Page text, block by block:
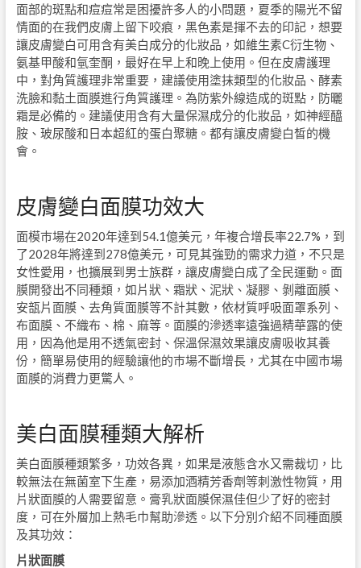
面部的斑點和痘痘常是困擾許多人的小問題，夏季的陽光不留
情面的在我們皮膚上留下咬痕，黑色素是揮不去的印記，想要
讓皮膚變白可用含有美白成分的化妝品，如維生素C衍生物、
氨基甲酸和氫奎酮，最好在早上和晚上使用。但在皮膚護理
中，對角質護理非常重要，建議使用塗抹類型的化妝品、酵素
洗臉和黏土面膜進行角質護理。為防紫外線造成的斑點，防曬
霜是必備的。建議使用含有大量保濕成分的化妝品，如神經醯
胺、玻尿酸和日本超紅的蛋白聚糖。都有讓皮膚變白皙的機
會。
皮膚變白面膜功效大
面模巿場在2020年達到54.1億美元，年複合增長率22.7% ，到
了2028年將達到278億美元，可見其強勁的需求力道，不只是
女性愛用，也擴展到男士族群，讓皮膚變白成了全民運動。面
膜開發出不同種類，如片狀、霜狀、泥狀、凝膠、剝離面膜、
安瓿片面膜、去角質面膜等不計其數，依材質呼吸面罩系列、
布面膜、不織布、棉、麻等。面膜的滲透率遠強過精華露的使
用，因為他是用不透氣密封、保溫保濕效果讓皮膚吸收其養
份，簡單易使用的經驗讓他的巿場不斷增長，尤其在中國巿場
面膜的消費力更驚人。
美白面膜種類大解析
美白面膜種類繁多，功效各異，如果是液態含水又需裁切，比
較無法在無菌室下生產，易添加酒精芳香劑等刺激性物質，用
片狀面膜的人需要留意。膏乳狀面膜保濕佳但少了好的密封
度，可在外層加上熱毛巾幫助滲透。以下分別介紹不同種面膜
及其功效：
片狀面膜